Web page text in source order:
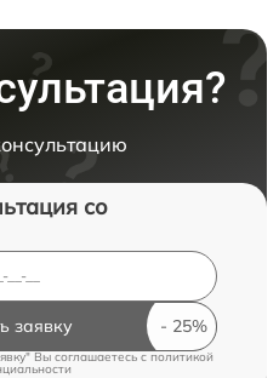
со
заявку
Вы соглашаетесь cполитикой